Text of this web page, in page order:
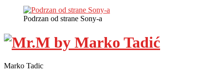
Podrzan od strane Sony-a
Marko Tadic